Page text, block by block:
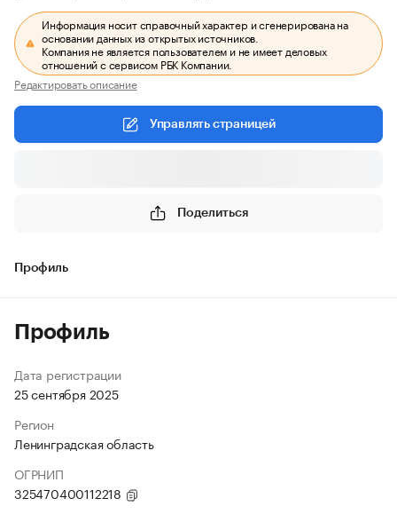
Информация носит справочный характер и сгенерирована на
основании данных из открытых источников.
Компания не является пользователем и не имеет деловых
отношений с сервисом РБК Компании.
Редактировать описание
Управлять страницей
Поделиться
Профиль
Профиль
Дата регистрации
25 сентября 2025
Регион
Ленинградская область
ОГРНИП
325470400112218